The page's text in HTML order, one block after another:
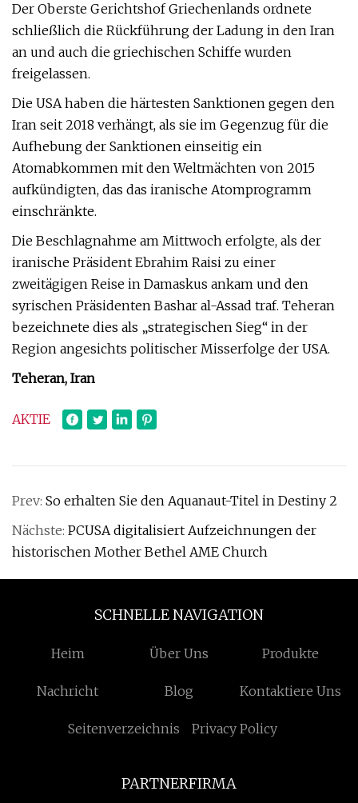
Der Oberste Gerichtshof Griechenlands ordnete
schließlich die Rückführung der Ladung in den Iran
an und auch die griechischen Schiffe wurden
freigelassen.
Die USA haben die härtesten Sanktionen gegen den
Iran seit 2018 verhängt, als sie im Gegenzug für die
Aufhebung der Sanktionen einseitig ein
Atomabkommen mit den Weltmächten von 2015
aufkündigten, das das iranische Atomprogramm
einschränkte.
Die Beschlagnahme am Mittwoch erfolgte, als der
iranische Präsident Ebrahim Raisi zu einer
zweitägigen Reise in Damaskus ankam und den
syrischen Präsidenten Bashar al-Assad traf. Teheran
bezeichnete dies als „strategischen Sieg“ in der
Region angesichts politischer Misserfolge der USA.
Teheran, Iran
AKTIE
Prev: So erhalten Sie den Aquanaut-Titel in Destiny 2
Nächste: PCUSA digitalisiert Aufzeichnungen der
historischen Mother Bethel AME Church
SCHNELLE NAVIGATION
Heim Über Uns Produkte
Nachricht Blog Kontaktiere Uns
Seitenverzeichnis Privacy Policy
PARTNERFIRMA